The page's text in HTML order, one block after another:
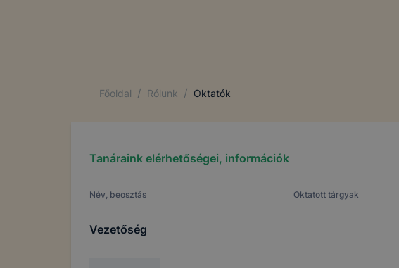
Főoldal / Rólunk / Oktatók
Tanáraink elérhetőségei, információk
Név, beosztás Oktatott tárgyak
Vezetőség